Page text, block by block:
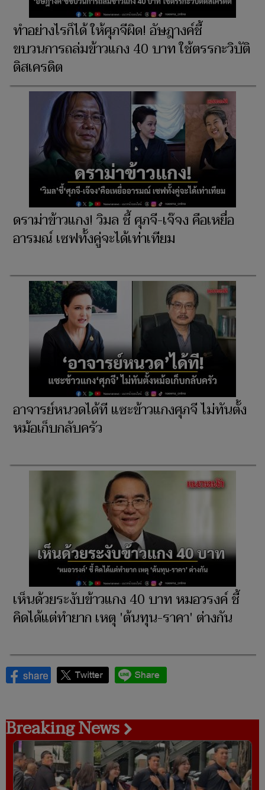
ทำอย่างไรก็ได้ ให้ศุภจีผิด! อัษฎางค์ชี้
ขบวนการถล่มข้าวแกง 40 บาท ใช้ตรรกะวิบัติ
ดิสเครดิต
ดราม่าข้าวแกง! วิมล ชี้ ศุภจี-เจ๊จง คือเหยื่อ
อารมณ์ เซฟทั้งคู่จะได้เท่าเทียม
อาจารย์หนวดได้ที แซะข้าวแกงศุภจี ไม่ทันตั้ง
หม้อเก็บกลับครัว
เห็นด้วยระงับข้าวแกง 40 บาท หมอวรงค์ ชี้
คิดได้แต่ทำยาก เหตุ 'ต้นทุน-ราคา' ต่างกัน
Breaking News